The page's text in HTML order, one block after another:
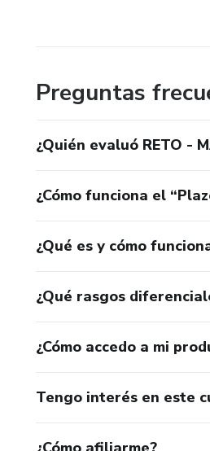
Preguntas
¿Quién evaluó RETO -
¿Cómo funciona el
¿Qué es y cómo
¿Qué rasgos
¿Cómo accedo a mi
Tengo interés en este